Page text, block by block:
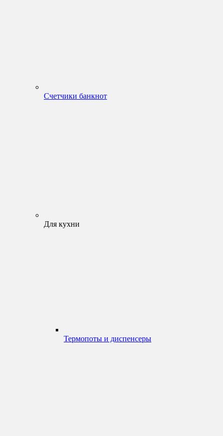
Счетчики банкнот
Для кухни
Термопоты и диспенсеры